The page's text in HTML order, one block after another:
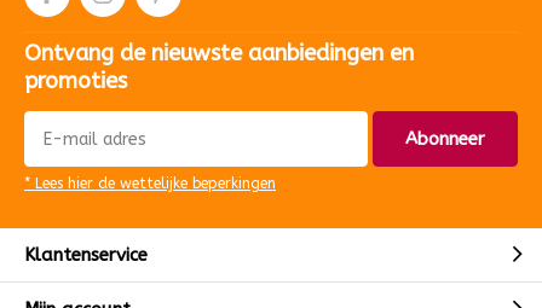
Ontvang de nieuwste aanbiedingen en
promoties
Abonneer
* Lees hier de wettelijke beperkingen
Klantenservice